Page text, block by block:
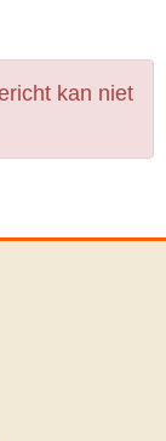
kan niet